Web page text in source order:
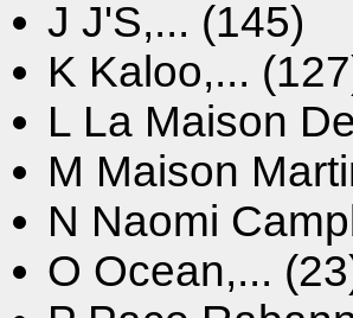
J J'S,... (145)
K Kaloo,...
L La Maison
M Maison
N Naomi
O Ocean,...